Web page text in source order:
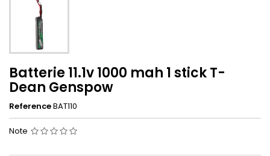
Batterie 11.1v 1000 mah 1 stick T-
Dean Genspow
ReferenceBAT110
Note